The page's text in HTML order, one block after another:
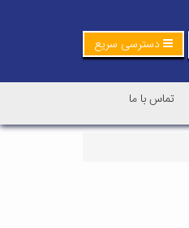
دسترسی سریع
تماس با ما